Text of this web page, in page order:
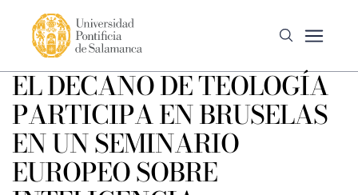
EL DECANO DE TEOLOGÍA
PARTICIPA EN BRUSELAS
EN UN SEMINARIO
EUROPEO SOBRE